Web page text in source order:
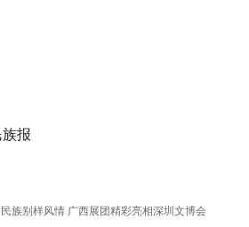
报
民族别样风情 广西展团精彩亮相深圳文博会